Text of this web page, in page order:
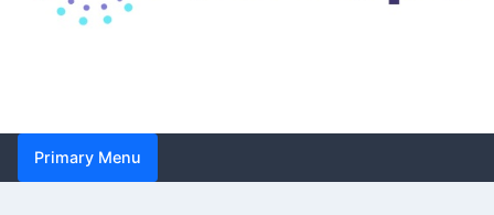
Droga do celu – zbiór
porad dotyczących
Primary Menu